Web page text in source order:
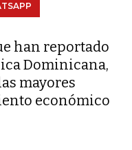
han reportado
Dominicana,
mayores
económico